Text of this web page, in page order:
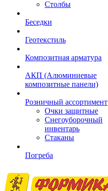
Столбы
Беседки
Геотекстиль
Композитная арматура
АКП (Алюминиевые
композитные панели)
Розничный ассортимент
Очки защитные
Снегоуборочный
инвентарь
Стаканы
Погреба